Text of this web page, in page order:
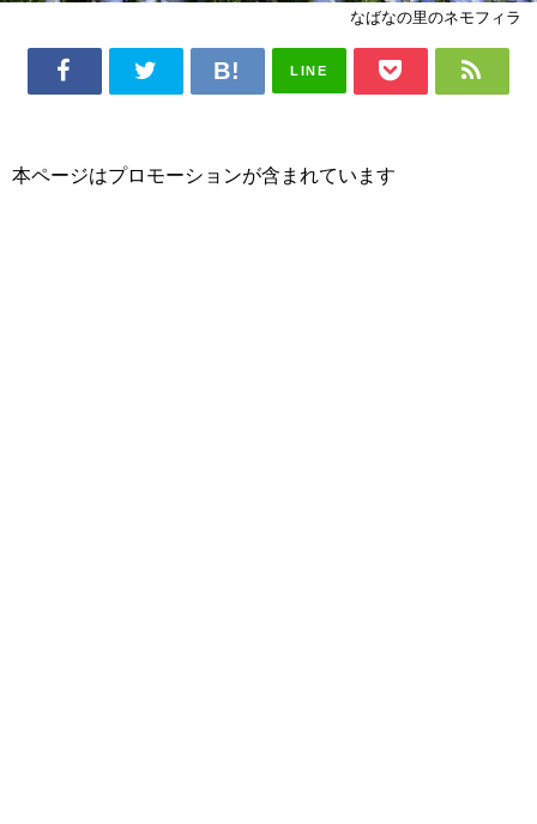
なばなの里のネモフィラ
LINE
本ページはプロモーションが含まれています